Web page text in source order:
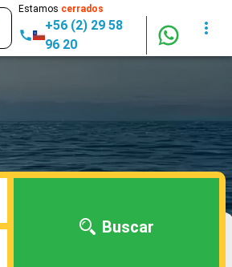
Estamos cerrados
+56 (2) 29 58
96 20
Buscar